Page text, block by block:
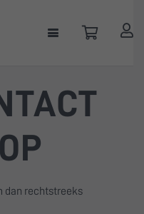
dan rechtstreeks